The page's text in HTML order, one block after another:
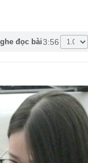
đọc bài3:56